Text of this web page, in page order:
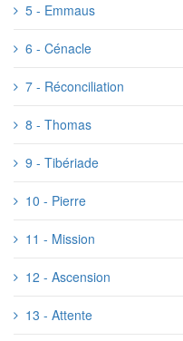
5 - Emmaus
6 - Cénacle
7 - Réconciliation
8 - Thomas
9 - Tibériade
10 - Pierre
11 - Mission
12 - Ascension
13 - Attente